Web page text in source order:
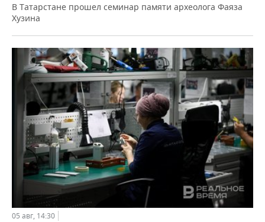
В Татарстане прошел семинар памяти археолога Фаяза
Хузина
05 авг, 14:30